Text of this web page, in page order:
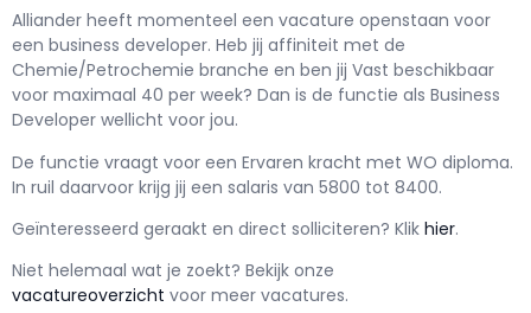
Alliander heeft momenteel een vacature openstaan voor
een business developer. Heb jij affiniteit met de
Chemie/Petrochemie branche en ben jij Vast beschikbaar
voor maximaal 40 per week? Dan is de functie als Business
Developer wellicht voor jou.
De functie vraagt voor een Ervaren kracht met WO diploma.
In ruil daarvoor krijg jij een salaris van 5800 tot 8400.
Geïnteresseerd geraakt en direct solliciteren? Klik hier.
Niet helemaal wat je zoekt? Bekijk onze
vacatureoverzicht voor meer vacatures.